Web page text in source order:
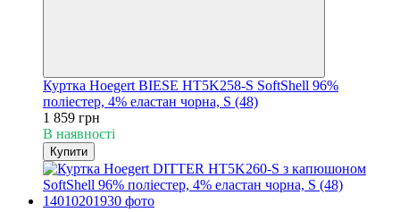
Куртка Hoegert BIESE HT5K258-S SoftShell 96%
поліестер, 4% еластан чорна, S (48)
1 859 грн
В наявності
Купити